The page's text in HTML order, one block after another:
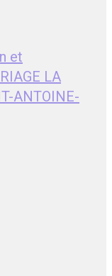
et
LA
ANTOINE-